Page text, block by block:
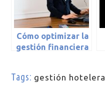
Cómo optimizar la
gestión financiera
Tags: gestión hotelera